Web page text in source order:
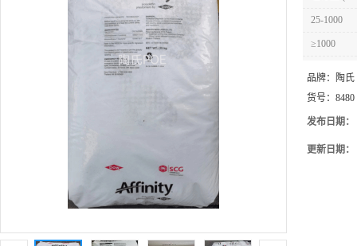
25-1000
≥1000
品牌：
陶氏
货号： 8480
发布日期：
更新日期：